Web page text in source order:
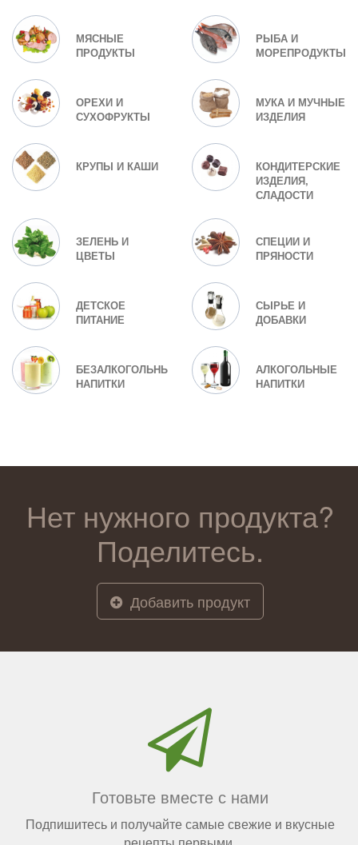
МЯСНЫЕ
ПРОДУКТЫ
РЫБА И
МОРЕПРОДУКТЫ
ОРЕХИ И
СУХОФРУКТЫ
МУКА И МУЧНЫЕ
ИЗДЕЛИЯ
КРУПЫ И КАШИ
КОНДИТЕРСКИЕ
ИЗДЕЛИЯ,
СЛАДОСТИ
ЗЕЛЕНЬ И
ЦВЕТЫ
СПЕЦИИ И
ПРЯНОСТИ
ДЕТСКОЕ
ПИТАНИЕ
СЫРЬЕ И
ДОБАВКИ
БЕЗАЛКОГОЛЬНЫЕ
НАПИТКИ
АЛКОГОЛЬНЫЕ
НАПИТКИ
Нет нужного продукта?
Поделитесь.
Добавить продукт
Готовьте вместе с нами
Подпишитесь и получайте самые свежие и вкусные